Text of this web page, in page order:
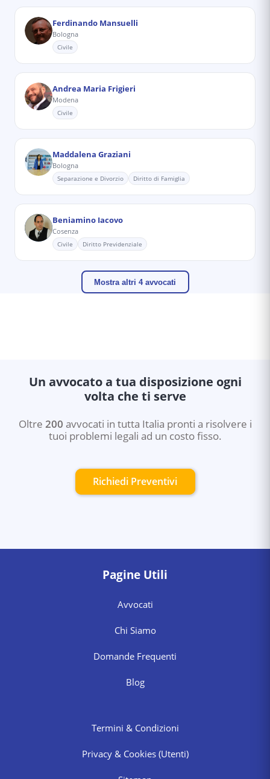
Ferdinando Mansuelli
Bologna
Civile
Andrea Maria Frigieri
Modena
Civile
Maddalena Graziani
Bologna
Separazione e Divorzio Diritto di Famiglia
Beniamino Iacovo
Cosenza
Civile Diritto Previdenziale
Mostra altri 4 avvocati
Un avvocato a tua disposizione ogni
volta che ti serve
Oltre 200 avvocati in tutta Italia pronti a risolvere i
tuoi problemi legali ad un costo fisso.
Richiedi Preventivi
Pagine Utili
Avvocati
Chi Siamo
Domande Frequenti
Blog
Termini & Condizioni
Privacy & Cookies (Utenti)